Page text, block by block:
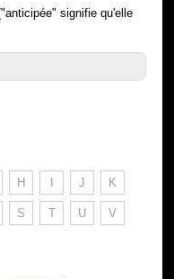
signifie qu'elle
H I J K
S T U V